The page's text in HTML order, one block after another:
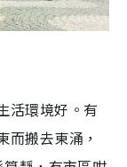
活環境好。有
搬去東涌，